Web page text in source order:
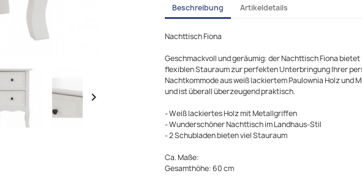

Beschreibung Artikeldetails
Nachttisch Fiona
Geschmackvoll und geräumig: der Nachttisch Fiona
flexiblen Stauraum zur perfekten Unterbringung Ihrer
Nachtkommode aus weiß lackiertem Paulownia Holz und
und ist überall überzeugend praktisch.
- Weiß lackiertes Holz mit Metallgriffen
- Wunderschöner Nachttisch im Landhaus-Stil
- 2 Schubladen bieten viel Stauraum
Ca. Maße:
Gesamthöhe: 60 cm